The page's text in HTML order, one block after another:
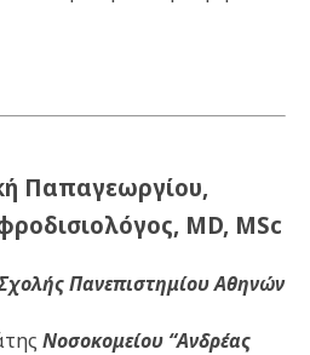
Παπαγεωργίου,
MD, MSc
Πανεπιστημίου Αθηνών
Νοσοκομείου “Ανδρέας